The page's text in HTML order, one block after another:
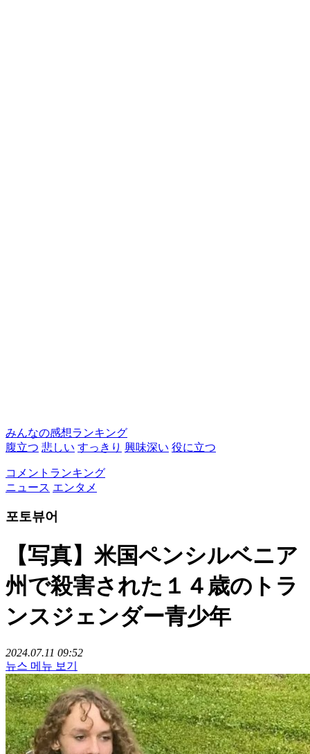
みんなの感想ランキング
腹立つ 悲しい すっきり 興味深い 役に立つ
コメントランキング
ニュース エンタメ
포토뷰어
【写真】米国ペンシルベニア
州で殺害された１４歳のトラ
ンスジェンダー青少年
2024.07.11 09:52
뉴스 메뉴 보기